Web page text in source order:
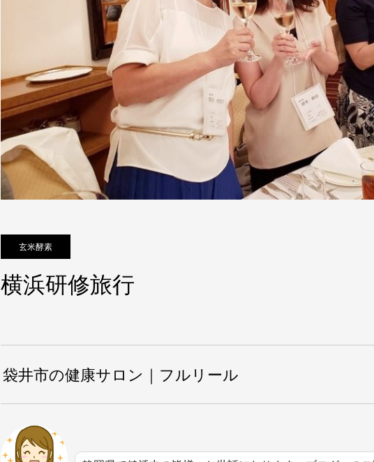
玄米酵素
横浜研修旅行
袋井市の健康サロン｜フルリール